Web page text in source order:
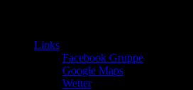
Links
Facebook Gruppe
Google Maps
Wetter